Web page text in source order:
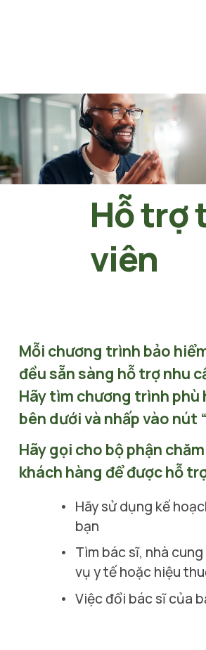
Hỗ trợ
viên
Mỗi chương trình bảo
đều sẵn sàng hỗ trợ nhu
Hãy tìm chương trình phù
bên dưới và nhấp vào nút
Hãy gọi cho bộ phận
khách hàng để được hỗ
Hãy sử dụng kế
bạn
Tìm bác sĩ, nhà
vụ y tế hoặc hiệu
Việc đổi bác sĩ của